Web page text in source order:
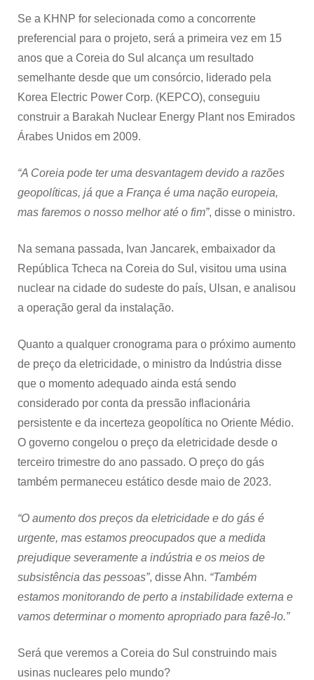
Se a KHNP for selecionada como a concorrente
preferencial para o projeto, será a primeira vez em 15
anos que a Coreia do Sul alcança um resultado
semelhante desde que um consórcio, liderado pela
Korea Electric Power Corp. (KEPCO), conseguiu
construir a Barakah Nuclear Energy Plant nos Emirados
Árabes Unidos em 2009.
“A Coreia pode ter uma desvantagem devido a razões
geopolíticas, já que a França é uma nação europeia,
mas faremos o nosso melhor até o fim”, disse o ministro.
Na semana passada, Ivan Jancarek, embaixador da
República Tcheca na Coreia do Sul, visitou uma usina
nuclear na cidade do sudeste do país, Ulsan, e analisou
a operação geral da instalação.
Quanto a qualquer cronograma para o próximo aumento
de preço da eletricidade, o ministro da Indústria disse
que o momento adequado ainda está sendo
considerado por conta da pressão inflacionária
persistente e da incerteza geopolítica no Oriente Médio.
O governo congelou o preço da eletricidade desde o
terceiro trimestre do ano passado. O preço do gás
também permaneceu estático desde maio de 2023.
“O aumento dos preços da eletricidade e do gás é
urgente, mas estamos preocupados que a medida
prejudique severamente a indústria e os meios de
subsistência das pessoas”, disse Ahn. “Também
estamos monitorando de perto a instabilidade externa e
vamos determinar o momento apropriado para fazê-lo.”
Será que veremos a Coreia do Sul construindo mais
usinas nucleares pelo mundo?